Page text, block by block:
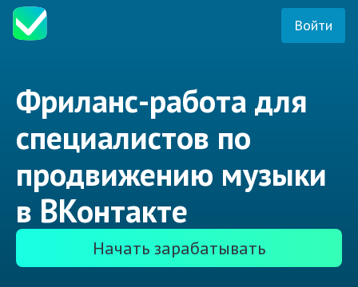
Войти
Фриланс-работа для
специалистов по
продвижению музыки
в ВКонтакте
Начать зарабатывать